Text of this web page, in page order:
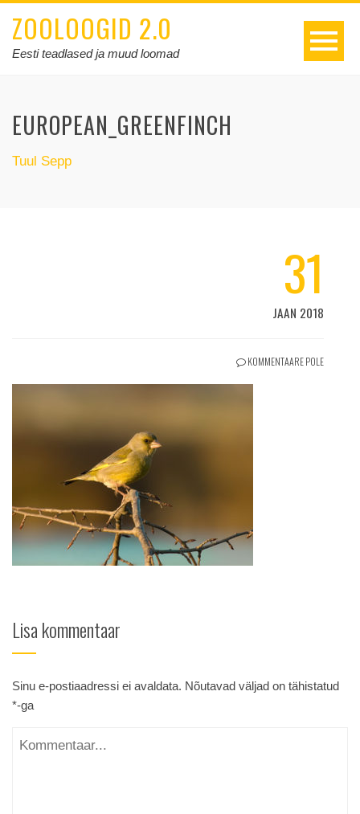
ZOOLOOGID 2.0
Eesti teadlased ja muud loomad
EUROPEAN_GREENFINCH
Tuul Sepp
31
JAAN 2018
KOMMENTAARE POLE
Lisa kommentaar
Sinu e-postiaadressi ei avaldata. Nõutavad väljad on tähistatud
*-ga